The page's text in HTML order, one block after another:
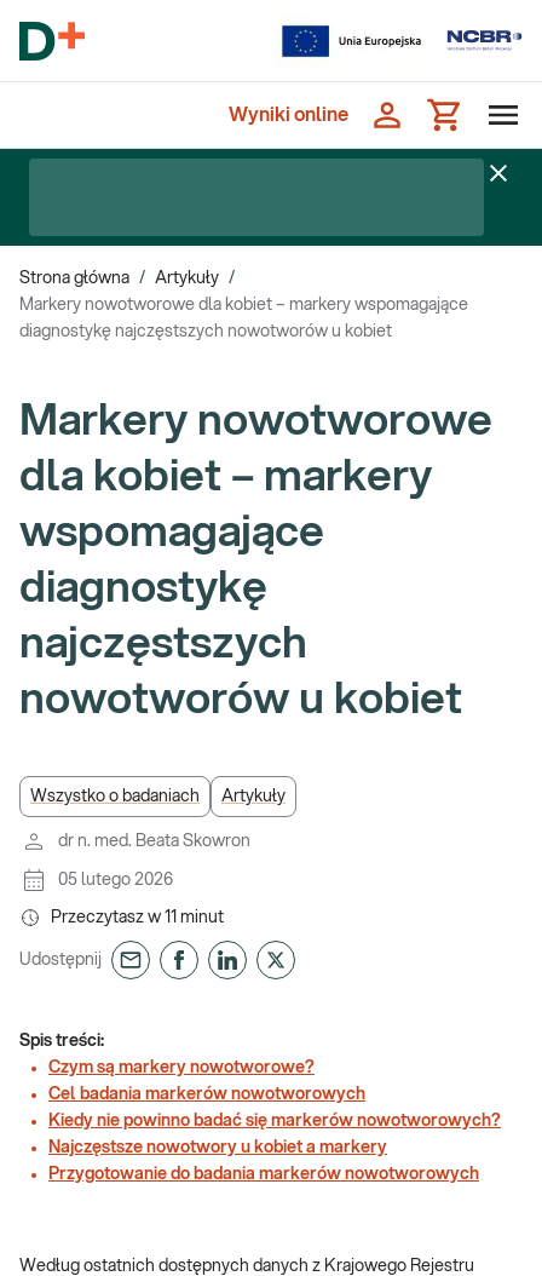
Wyniki online
Strona główna / Artykuły /
Markery nowotworowe dla kobiet – markery wspomagające
diagnostykę najczęstszych nowotworów u kobiet
Markery nowotworowe
dla kobiet – markery
wspomagające
diagnostykę
najczęstszych
nowotworów u kobiet
Wszystko o badaniach Artykuły
dr n. med. Beata Skowron
05 lutego 2026
Przeczytasz w 11 minut
Udostępnij
Spis treści:
Czym są markery nowotworowe?
Cel badania markerów nowotworowych
Kiedy nie powinno badać się markerów nowotworowych?
Najczęstsze nowotwory u kobiet a markery
Przygotowanie do badania markerów nowotworowych
Według ostatnich dostępnych danych z Krajowego Rejestru